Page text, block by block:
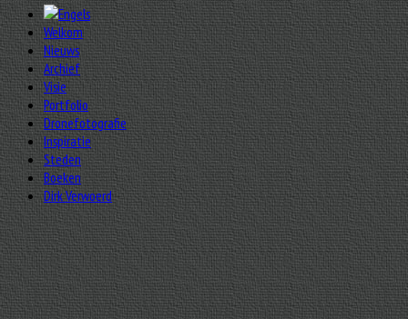
Welkom
Nieuws
Archief
Visie
Portfolio
Dronefotografie
Inspiratie
Steden
Boeken
Dirk Verwoerd